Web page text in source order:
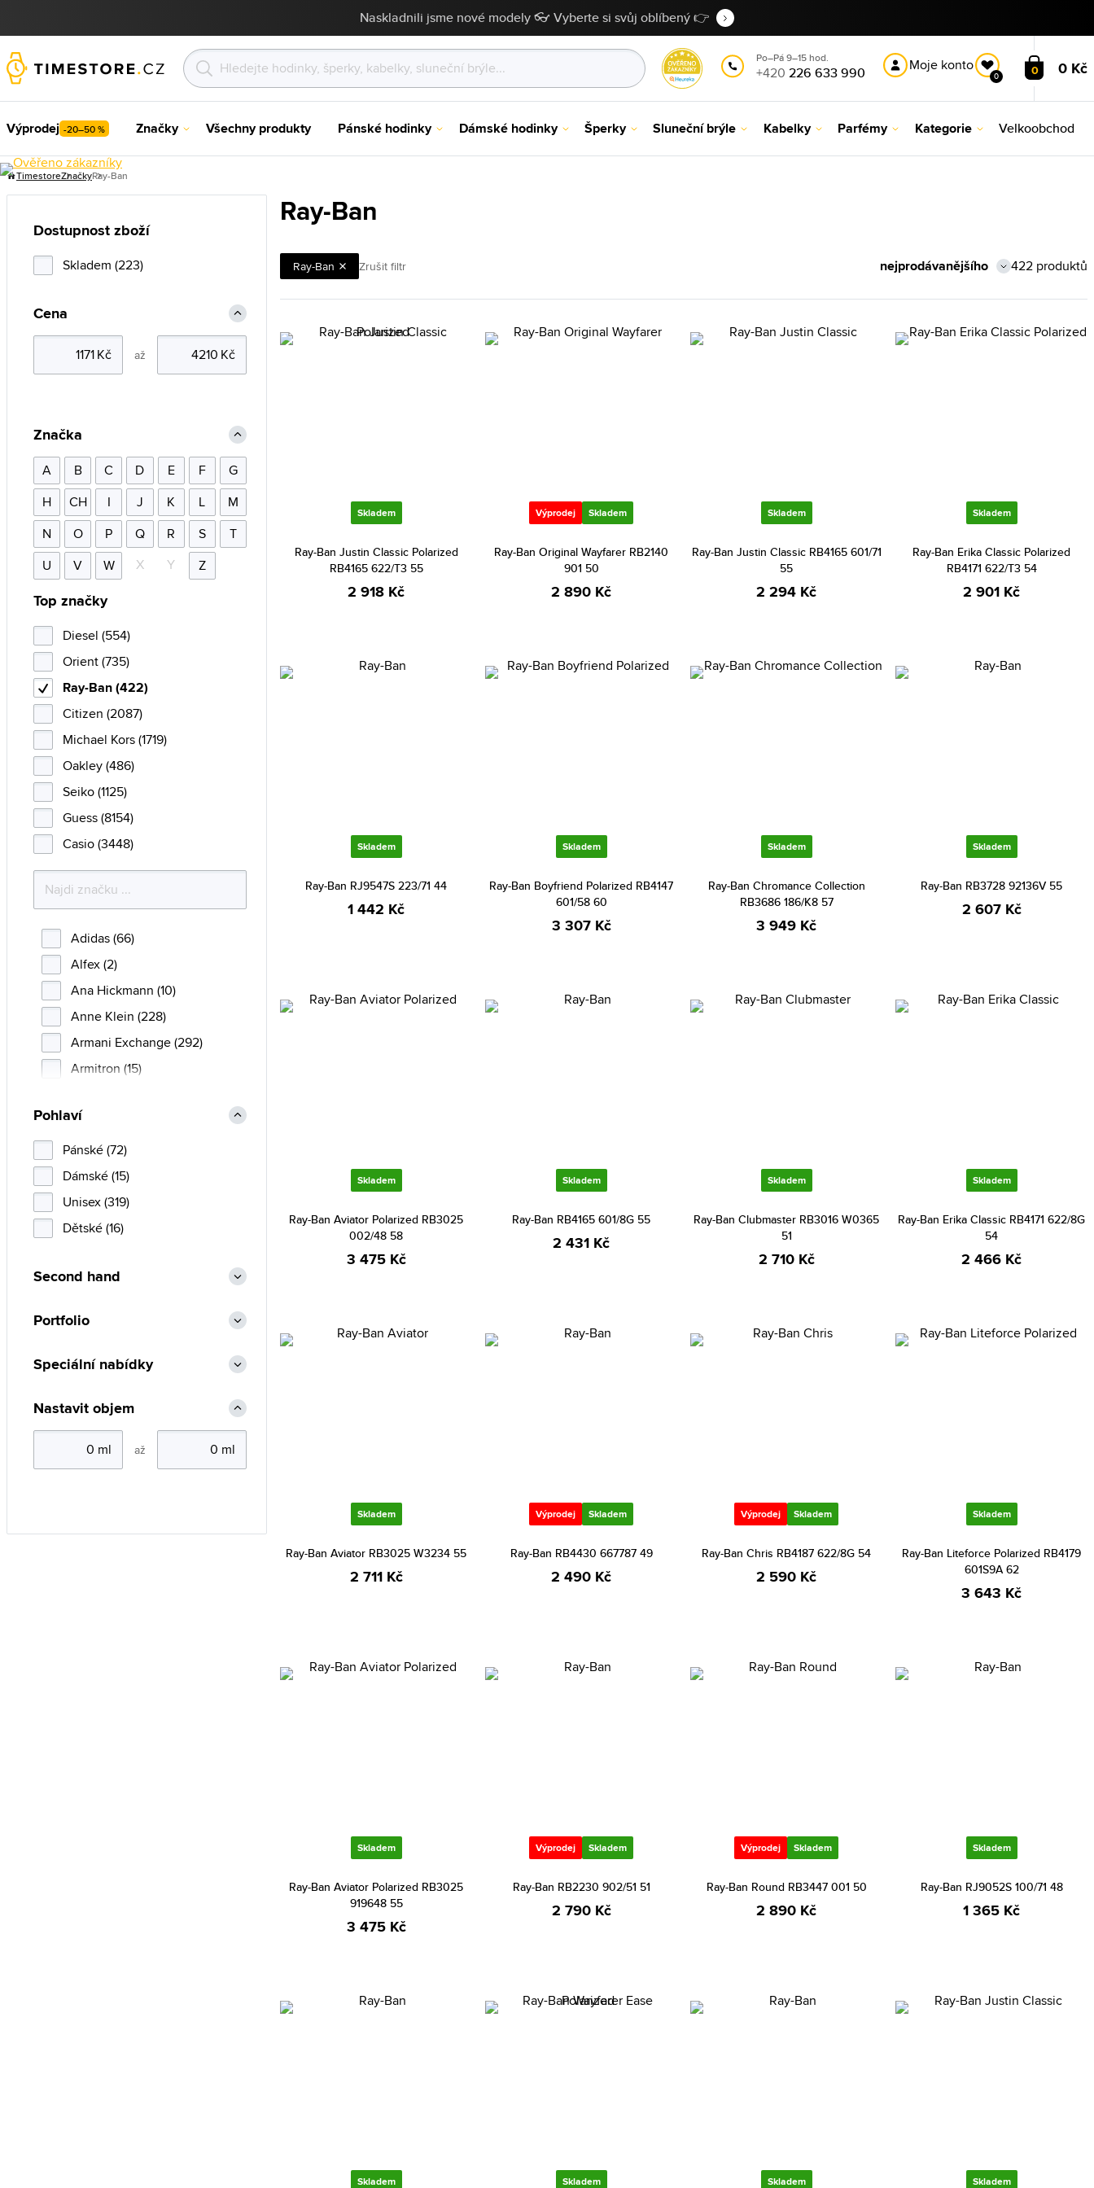
Naskladnili jsme nové modely 👓 Vyberte si svůj oblíbený 👉
Po–Pá 9–15 hod.
+420 226 633 990 Moje konto
0 0 0 Kč
Výprodej -20–50 % Značky Všechny produkty Pánské hodinky Dámské hodinky Šperky Sluneční brýle Kabelky Parfémy Kategorie Velkoobchod
TimestoreZnačkyRay-Ban
Ray-Ban
Ray-Ban Zrušit filtr 422 produktů
Skladem
Ray-Ban Justin Classic Polarized
RB4165 622/T3 55
2 918 Kč
Výprodej Skladem
Ray-Ban Original Wayfarer RB2140
901 50
2 890 Kč
Skladem
Ray-Ban Justin Classic RB4165 601/71
55
2 294 Kč
Skladem
Ray-Ban Erika Classic Polarized
RB4171 622/T3 54
2 901 Kč
Skladem
Ray-Ban RJ9547S 223/71 44
1 442 Kč
Skladem
Ray-Ban Boyfriend Polarized RB4147
601/58 60
3 307 Kč
Skladem
Ray-Ban Chromance Collection
RB3686 186/K8 57
3 949 Kč
Skladem
Ray-Ban RB3728 92136V 55
2 607 Kč
Skladem
Ray-Ban Aviator Polarized RB3025
002/48 58
3 475 Kč
Skladem
Ray-Ban RB4165 601/8G 55
2 431 Kč
Skladem
Ray-Ban Clubmaster RB3016 W0365
51
2 710 Kč
Skladem
Ray-Ban Erika Classic RB4171 622/8G
54
2 466 Kč
Skladem
Ray-Ban Aviator RB3025 W3234 55
2 711 Kč
Výprodej Skladem
Ray-Ban RB4430 667787 49
2 490 Kč
Výprodej Skladem
Ray-Ban Chris RB4187 622/8G 54
2 590 Kč
Skladem
Ray-Ban Liteforce Polarized RB4179
601S9A 62
3 643 Kč
Skladem
Ray-Ban Aviator Polarized RB3025
919648 55
3 475 Kč
Výprodej Skladem
Ray-Ban RB2230 902/51 51
2 790 Kč
Výprodej Skladem
Ray-Ban Round RB3447 001 50
2 890 Kč
Skladem
Ray-Ban RJ9052S 100/71 48
1 365 Kč
Skladem Skladem Skladem Skladem
Dostupnost zboží
Skladem (223)
Cena
až
Značka
A B C D E F
G
H
CH I J K L
M
N
O P Q R S
T
U
V W X Y Z
Top značky
Diesel (554)
Orient (735)
Ray-Ban (422)
Citizen (2087)
Michael Kors (1719)
Oakley (486)
Seiko (1125)
Guess (8154)
Casio (3448)
Adidas (66)
Alfex (2)
Ana Hickmann (10)
Anne Klein (228)
Armani Exchange (292)
Armitron (15)
Aviator (47)
Bally (4)
Bauhaus (36)
Bentime (1)
Bering (299)
BMW (2)
Bolle (9)
Bolon (9)
Bulova (134)
Burberry (3)
Calvin Klein (668)
Carlo Cantinaro (2)
Pohlaví
Pánské (72)
Dámské (15)
Unisex (319)
Dětské (16)
Second hand
Portfolio
Speciální nabídky
Nastavit objem
až